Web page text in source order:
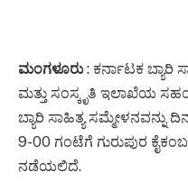
ಮಂಗಳೂರು: ಕರ್ನಾಟಕ ಬ್ಯಾರಿ
ಮತ್ತು ಸಂಸ್ಕೃತಿ ಇಲಾಖೆಯ
ಬ್ಯಾರಿ ಸಾಹಿತ್ಯ ಸಮ್ಮೇಳನವನ್ನು
9-00 ಗಂಟೆಗೆ ಗುರುಪುರ
ನಡೆಯಲಿದೆ.